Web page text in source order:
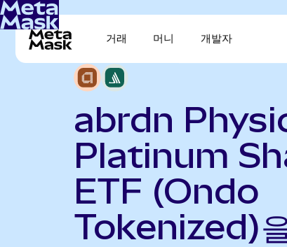
거래 머니 개발자
abrdn
Platinum
ETF (Ondo
Tokenized)